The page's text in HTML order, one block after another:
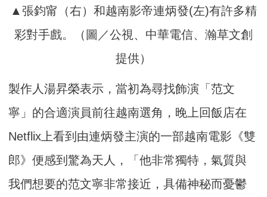
▲張鈞甯（右）和越南影帝連炳發(左)有許多精
彩對手戲。（圖／公視、中華電信、瀚草文創
提供）
製作人湯昇榮表示，當初為尋找飾演「范文
寧」的合適演員前往越南選角，晚上回飯店在
Netflix上看到由連炳發主演的一部越南電影《雙
郎》便感到驚為天人，「他非常獨特，氣質與
我們想要的范文寧非常接近，具備神秘而憂鬱